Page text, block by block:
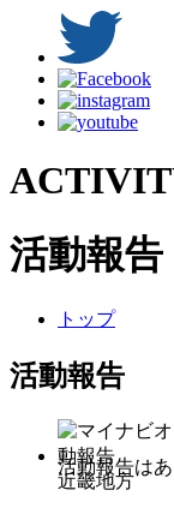
活動報告
トップ
活動報告
近畿地方